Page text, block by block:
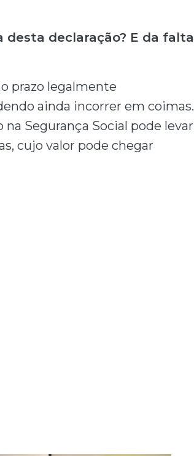
declaração? E da falta
prazo legalmente
ainda incorrer em coimas.
Segurança Social pode levar
cujo valor pode chegar